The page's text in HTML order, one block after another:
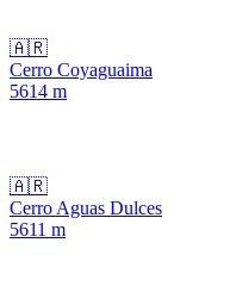
🇦🇷
Cerro Coyaguaima
5614 m
🇦🇷
Cerro Aguas Dulces
5611 m